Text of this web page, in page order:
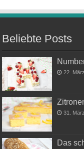
Beliebte Posts
22.
31.
Das